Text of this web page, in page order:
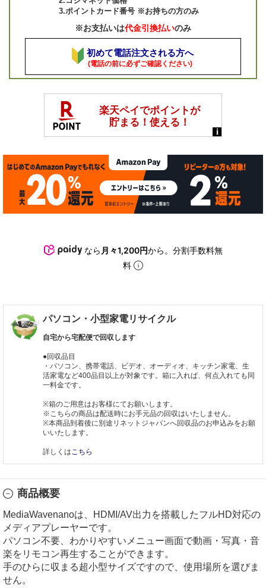
3.ポイントカード番号 ※お持ちの方のみ
※お支払いは代金引換払いのみ
初めて電話注文される方へ
(電話の前に必ずご確認ください)
なら 月々1,200円から。分割手数料無
料
パソコン・小型家電リサイクル
自宅から宅配便で回収します
●回収品目
・パソコン、携帯電話、ビデオ、オーディオ、キッチン家電、生
活家電など400品目以上が対象です。箱に入れば、何点入れても同
一料金です。
※箱のご用意はお客様にてお願いします。
※こちらの商品は配送時にお手元品の回収はいたしません。
※本商品到着後に別途リネットジャパンへ回収品のお申込みをお願
いいたします。
詳しくはこちら
商品概要
MediaWavenanoは、HDMI/AV出力を搭載したフルHD対応の
メディアプレーヤーです。
パソコン不要、わかりやすいメニュー画面で動画・写真・音
楽をリモコン再生することができます。
手のひらに収まる超小型サイズですので、使用場所を選びま
せん。